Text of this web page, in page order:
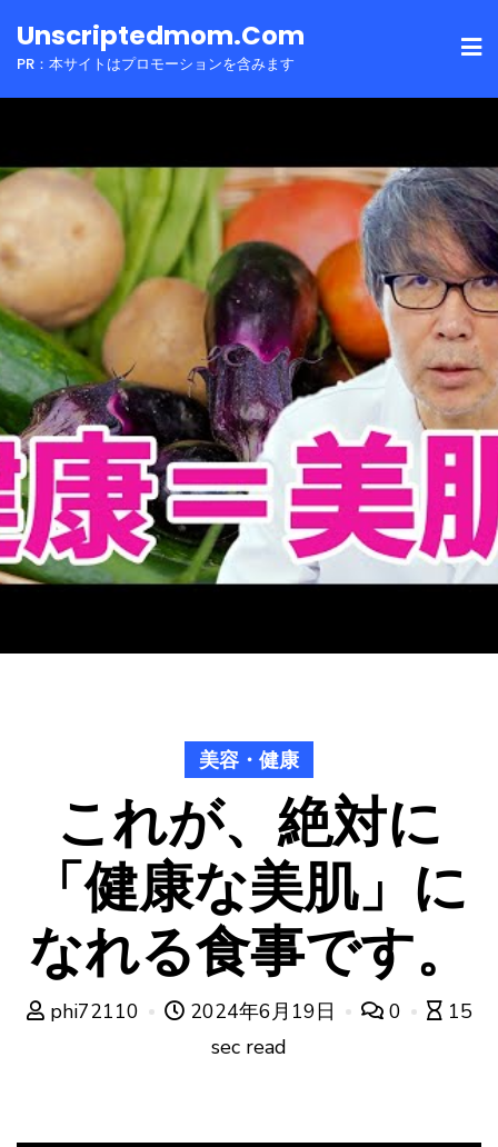
toUnscriptedmom.com
PR：本サイトはプロモーションを含みます
美容・健康
これが、絶対に
「健康な美肌」に
なれる食事です。
phi72110 2024年6月19日 0
15
sec read